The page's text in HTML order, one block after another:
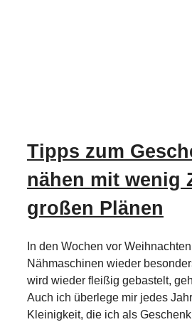
Tipps zum
nähen mit wenig
großen Plänen
In den Wochen vor
Nähmaschinen wieder
wird wieder fleißig gebastelt,
Auch ich überlege mir jedes
Kleinigkeit, die ich als